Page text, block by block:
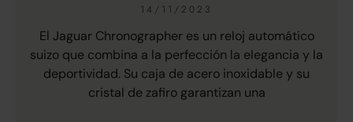
14/11/2023
El Jaguar Chronographer es un reloj automático
suizo que combina a la perfección la elegancia y la
deportividad. Su caja de acero inoxidable y su
cristal de zafiro garantizan una